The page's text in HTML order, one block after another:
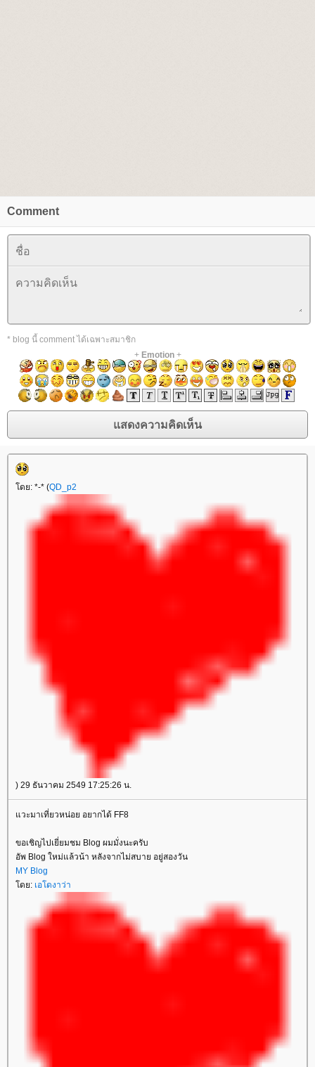
Comment
* blog นี้ comment ได้เฉพาะสมาชิก
+ Emotion+
ดย: *-* (QD_p2
) 29 ธันวาคม 2549 17:25:26 น.
วะมาเที่ยวหน่อย อยากได้ FF8
ขอเชิญไปเยี่ยมชม Blog ผมมั่งนะครับ
อัพ Blog ใหม่แล้วน้า หลังจากไม่สบาย อยู่สองวัน
MY Blog
ดย: เอโดงาว่า